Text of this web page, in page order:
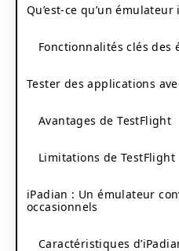
Qu’est-ce qu’un émulateur
Fonctionnalités clés des
Tester des applications
Avantages de TestFlight
Limitations de TestFlight
iPadian : Un émulateur
occasionnels
Caractéristiques